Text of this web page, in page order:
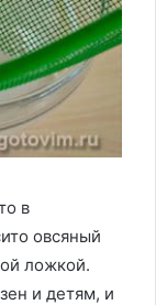
в
овсяный
ложкой.
и детям, и